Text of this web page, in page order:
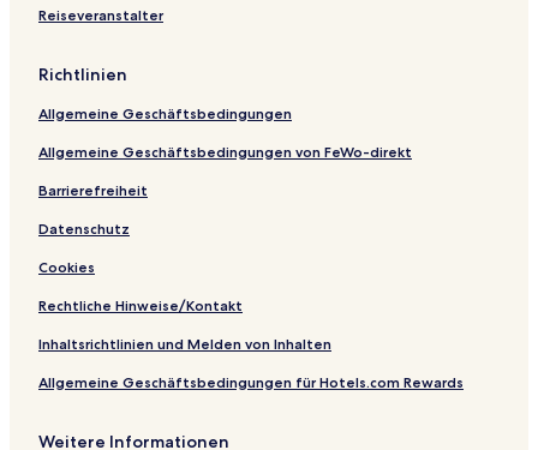
Reiseveranstalter
Richtlinien
Allgemeine Geschäftsbedingungen
Allgemeine Geschäftsbedingungen von FeWo-direkt
Barrierefreiheit
Datenschutz
Cookies
Rechtliche Hinweise/Kontakt
Inhaltsrichtlinien und Melden von Inhalten
Allgemeine Geschäftsbedingungen für Hotels.com Rewards
Weitere Informationen